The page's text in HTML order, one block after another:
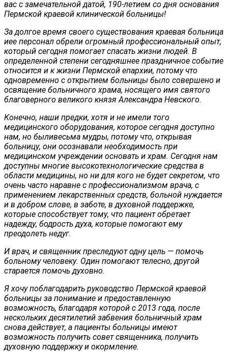
вас с замечательной датой, 190-летием со дня основания
Пермской краевой клинической больницы!
За долгое время своего существования краевая больница
иее персонал обрели огромный профессиональный опыт,
который сегодня помогает спасать жизни людей. В
определенной степени сегодняшнее праздничное событие
относится и к жизни Пермской епархии, потому что
одновременно с открытием больницы было совершено и
освящение больничного храма, носящего имя святого
благоверного великого князя Александра Невского.
Конечно, наши предки, хотя и не имели того
медицинского оборудования, которое сегодня доступно
нам, но быливесьма мудры, потому что, открывая
больницу, они осознавали необходимость при
медицинском учреждении основать и храм. Сегодня нам
доступны многие высокотехнологические средства в
области медицины, но ни для кого не будет секретом, что
очень часто наравне с профессионализмом врача, с
применением лекарственных средств, больной нуждается
и в добром слове, в заботе, в духовной поддержке,
которые способствует тому, что пациент обретает
надежду, бодрость духа, которые помогают ему
преодолеть недуг.
И врач, и священник преследуют одну цель — помочь
больному человеку. Один помогают телесно, другой
старается помочь духовно.
Я хочу поблагодарить руководство Пермской краевой
больницы за понимание и предоставленную
возможность, благодаря которой с 2013 года, после
нескольких десятилетий забвения больничный храм
снова действует, а пациенты больницы имеют
возможность получить совет священника, получить
духовную поддержку и окормление.